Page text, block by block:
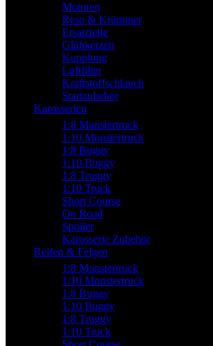
Motoren
Reso & Krümmer
Ersatzteile
Glühkerzen
Kupplung
Luftfilter
Kraftstoffschlauch
Startzubehör
Karosserien
1:8 Monstertruck
1:10 Monstertruck
1:8 Buggy
1:10 Buggy
1:8 Truggy
1:10 Truck
Short Course
On Road
Spoiler
Karosserie Zubehör
Reifen & Felgen
1:8 Monstertruck
1/10 Monstertruck
1:8 Buggy
1:10 Buggy
1:8 Truggy
1:10 Truck